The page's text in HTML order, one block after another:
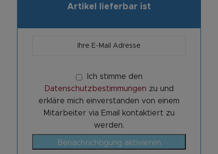
Artikel lieferbar ist
Ich stimme den
Datenschutzbestimmungen zu und
erkläre mich einverstanden von einem
Mitarbeiter via Email kontaktiert zu
werden.
Benachrichtigung aktivieren